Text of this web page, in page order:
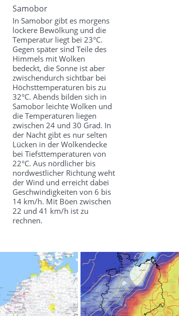
Samobor
In Samobor gibt es morgens
lockere Bewölkung und die
Temperatur liegt bei 23°C.
Gegen später sind Teile des
Himmels mit Wolken
bedeckt, die Sonne ist aber
zwischendurch sichtbar bei
Höchsttemperaturen bis zu
32°C. Abends bilden sich in
Samobor leichte Wolken und
die Temperaturen liegen
zwischen 24 und 30 Grad. In
der Nacht gibt es nur selten
Lücken in der Wolkendecke
bei Tiefsttemperaturen von
22°C. Aus nördlicher bis
nordwestlicher Richtung weht
der Wind und erreicht dabei
Geschwindigkeiten von 6 bis
14 km/h. Mit Böen zwischen
22 und 41 km/h ist zu
rechnen.